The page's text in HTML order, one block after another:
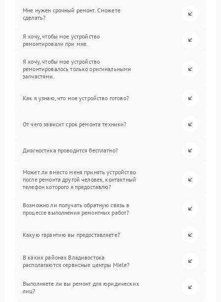
Мне нужен срочный ремонт. Сможете
сделать?
Я хочу, чтобы мое устройство
ремонтировали при мне.
Я хочу, чтобы мое устройство
ремонтировалось только оригинальными
запчастями.
Как я узнаю, что мое устройство готово?
От чего зависит срок ремонта техники?
Диагностика проводится бесплатно?
Может ли вместо меня принять устройство
после ремонта другой человек, контактный
телефон которого я предоставлю?
Возможно ли получать обратную связь в
процессе выполнения ремонтных работ?
Какую гарантию вы предоставляете?
В каких районах Владивостока
располагаются сервисные центры Miele?
Выполняете ли вы ремонт для юридических
лиц?